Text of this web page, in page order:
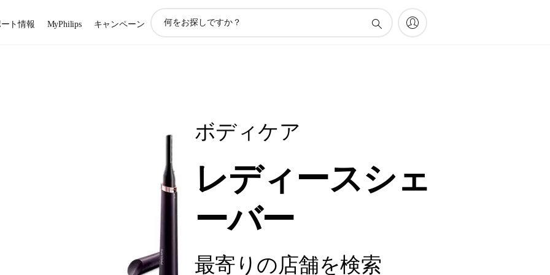
ト情報 MyPhilips キャンペーン
ボディケア
レディースシェ
ーバー
最寄りの店舗を検索